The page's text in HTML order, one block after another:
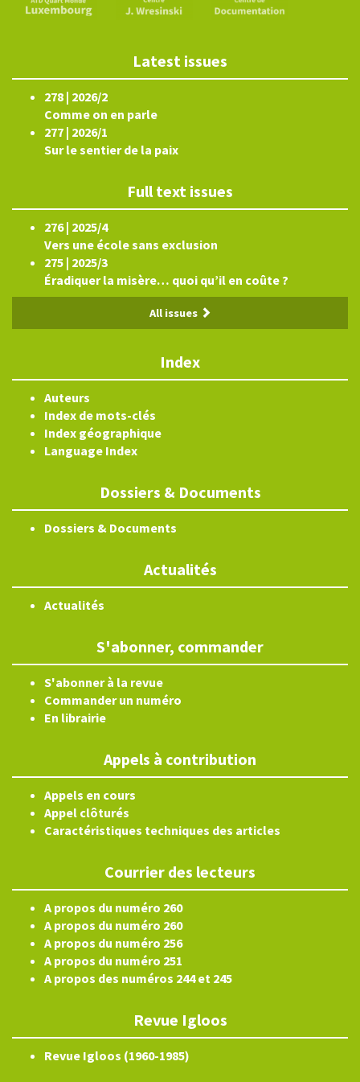
Latest issues
278 | 2026/2
Comme on en parle
277 | 2026/1
Sur le sentier de la paix
Full text issues
276 | 2025/4
Vers une école sans exclusion
275 | 2025/3
Éradiquer la misère… quoi qu’il en coûte ?
All issues
Index
Auteurs
Index de mots-clés
Index géographique
Language Index
Dossiers & Documents
Dossiers & Documents
Actualités
Actualités
S'abonner, commander
S'abonner à la revue
Commander un numéro
En librairie
Appels à contribution
Appels en cours
Appel clôturés
Caractéristiques techniques des articles
Courrier des lecteurs
A propos du numéro 260
A propos du numéro 260
A propos du numéro 256
A propos du numéro 251
A propos des numéros 244 et 245
Revue Igloos
Revue Igloos (1960-1985)